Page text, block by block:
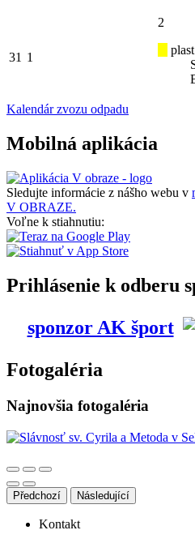
31 1
2
plast
Kalendár zvozu odpadu
Mobilná aplikácia
Sledujte informácie z nášho webu v
V OBRAZE.
Voľne k stiahnutiu:
Prihlásenie k odberu
sponzor AK šport
Fotogaléria
Najnovšia fotogaléria
Předchozí Následující
Kontakt